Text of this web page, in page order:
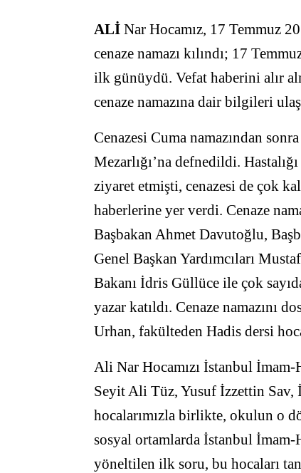
ALİ Nar Hocamız, 17 Temmuz
cenaze namazı kılındı; 17
ilk günüydü. Vefat haberini alır
cenaze namazına dair bilgileri
Cenazesi Cuma namazından
Mezarlığı’na defnedildi.
ziyaret etmişti, cenazesi de çok
haberlerine yer verdi. Cenaze
Başbakan Ahmet Davutoğlu,
Genel Başkan Yardımcıları
Bakanı İdris Güllüce ile çok
yazar katıldı. Cenaze namazını
Urhan, fakülteden Hadis dersi
Ali Nar Hocamızı İstanbul
Seyit Ali Tüz, Yusuf İzzettin
hocalarımızla birlikte, okulun o
sosyal ortamlarda İstanbul
yöneltilen ilk soru, bu hocaları